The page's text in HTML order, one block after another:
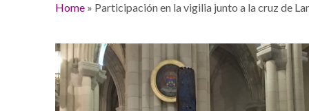
Home» Participación en la vigilia junto a la cruz de